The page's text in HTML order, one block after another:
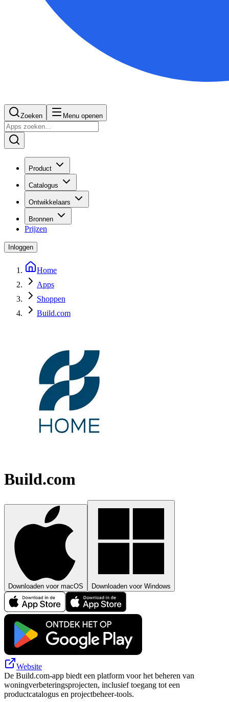
Zoeken Menu openen
Product
Catalogus
Ontwikkelaars
Bronnen
Prijzen
Inloggen
Home
Apps
Shoppen
Build.com
Build.com
Downloaden voor macOS Downloaden voor Windows
Website
De Build.com-app biedt een platform voor het beheren van
woningverbeteringsprojecten, inclusief toegang tot een
productcatalogus en projectbeheer-tools.